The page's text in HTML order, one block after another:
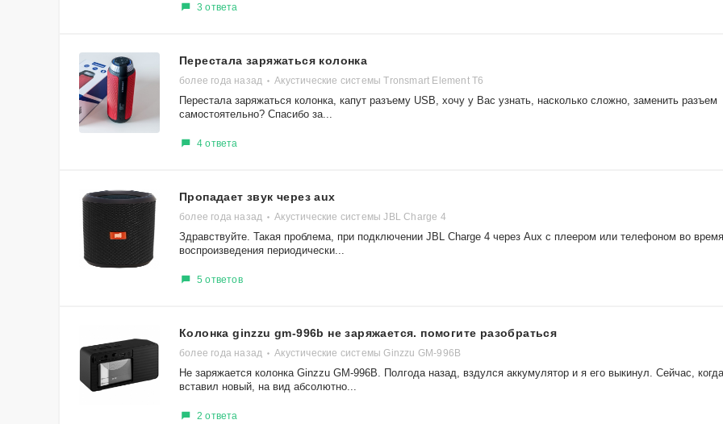
3 ответа
Перестала заряжаться колонка
более года назад Акустические системы Tronsmart Element T6
Перестала заряжаться колонка, капут разъему USB, хочу у Вас узнать, насколько сложно, заменить разъем
самостоятельно? Спасибо за...
4 ответа
Пропадает звук через aux
более года назад Акустические системы JBL Charge 4
Здравствуйте. Такая проблема, при подключении JBL Charge 4 через Aux с плеером или телефоном во время
воспроизведения периодически...
5 ответов
Колонка ginzzu gm-996b не заряжается. помогите разобраться
более года назад Акустические системы Ginzzu GM-996B
Не заряжается колонка Ginzzu GM-996B. Полгода назад, вздулся аккумулятор и я его выкинул. Сейчас, когда
вставил новый, на вид абсолютно...
2 ответа